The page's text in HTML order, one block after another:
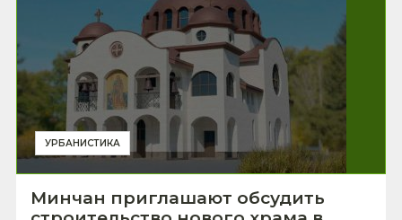
УРБАНИСТИКА
Минчан приглашают обсудить